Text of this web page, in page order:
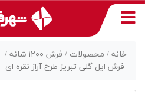
خانه / محصولات / فرش ۱۲۰۰ شانه /
فرش ایل گلی تبریز طرح آراز نقره ای